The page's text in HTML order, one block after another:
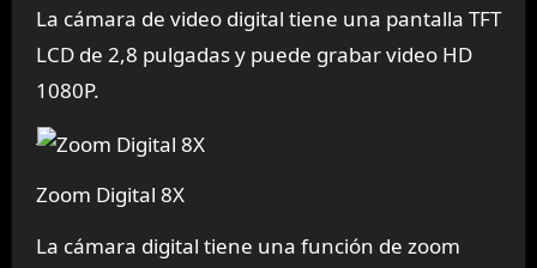
La cámara de video digital tiene una pantalla TFT
LCD de 2,8 pulgadas y puede grabar video HD
1080P.
Zoom Digital 8X
La cámara digital tiene una función de zoom